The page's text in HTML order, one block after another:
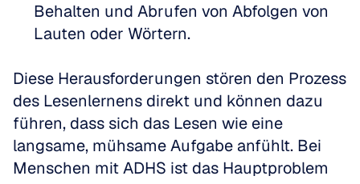
Behalten und Abrufen von Abfolgen von
Lauten oder Wörtern.
Diese Herausforderungen stören den Prozess
des Lesenlernens direkt und können dazu
führen, dass sich das Lesen wie eine
langsame, mühsame Aufgabe anfühlt. Bei
Menschen mit ADHS ist das Hauptproblem